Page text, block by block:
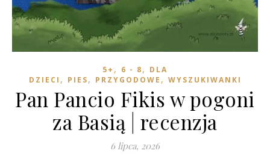
5+ , 6 - 8, DLA
DZIECI , PIES, PRZYGODOWE , WYSZUKIWANKI
Pan Pancio Fikis w pogoni
za Basią | recenzja
6 lipca, 2026